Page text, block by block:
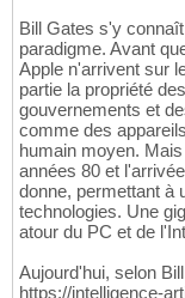
Bill Gates s'y
paradigme. Avant
Apple n'arrivent sur
partie la propriété
gouvernements et
comme des
humain moyen.
années 80 et
donne, permettant à
technologies. Une
atour du PC et de
Aujourd'hui, selon
https://intelligence-